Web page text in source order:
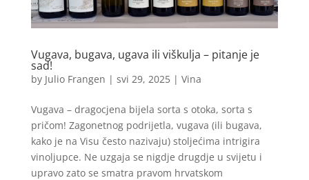
Vugava, bugava, ugava ili viškulja – pitanje je
sad!
by Julio Frangen | svi 29, 2025| Vina
Vugava – dragocjena bijela sorta s otoka, sorta s
pričom! Zagonetnog podrijetla, vugava (ili bugava,
kako je na Visu često nazivaju) stoljećima intrigira
vinoljupce. Ne uzgaja se nigdje drugdje u svijetu i
upravo zato se smatra pravom hrvatskom